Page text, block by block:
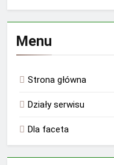
Menu
Strona główna
Działy serwisu
Dla faceta